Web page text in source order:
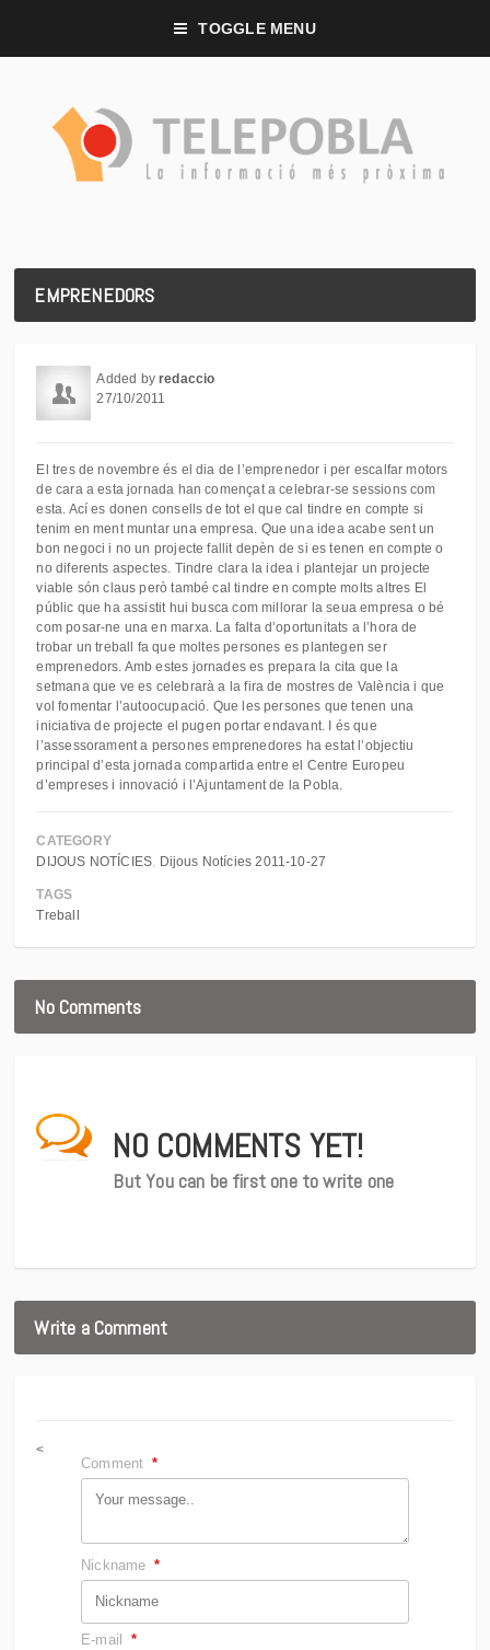
TOGGLE MENU
EMPRENEDORS
Added byredaccio
27/10/2011
El tres de novembre és el dia de l’emprenedor i per escalfar motors
de cara a esta jornada han començat a celebrar-se sessions com
esta. Ací es donen consells de tot el que cal tindre en compte si
tenim en ment muntar una empresa. Que una idea acabe sent un
bon negoci i no un projecte fallit depèn de si es tenen en compte o
no diferents aspectes. Tindre clara la idea i plantejar un projecte
viable són claus però també cal tindre en compte molts altres El
públic que ha assistit hui busca com millorar la seua empresa o bé
com posar-ne una en marxa. La falta d’oportunitats a l’hora de
trobar un treball fa que moltes persones es plantegen ser
emprenedors. Amb estes jornades es prepara la cita que la
setmana que ve es celebrarà a la fira de mostres de València i que
vol fomentar l’autoocupació. Que les persones que tenen una
iniciativa de projecte el pugen portar endavant. I és que
l’assessorament a persones emprenedores ha estat l’objectiu
principal d’esta jornada compartida entre el Centre Europeu
d’empreses i innovació i l’Ajuntament de la Pobla.
CATEGORY
DIJOUS NOTÍCIES
Dijous Notícies 2011-10-27
TAGS
Treball
No Comments
NO COMMENTS YET!
But You can be first one to write one
Write a Comment
<
Comment *
Nickname *
E-mail *